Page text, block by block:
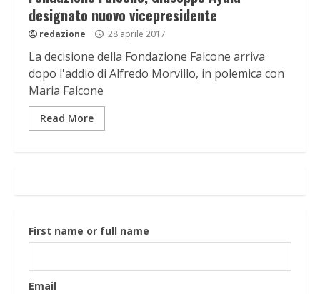
designato nuovo vicepresidente
redazione 28 aprile 2017
La decisione della Fondazione Falcone arriva
dopo l'addio di Alfredo Morvillo, in polemica con
Maria Falcone
Read More
First name or full name
Email